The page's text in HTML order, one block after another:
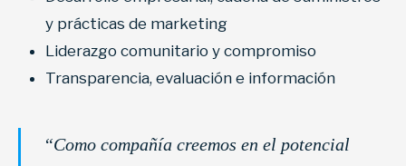
y prácticas de marketing
Liderazgo comunitario y compromiso
Transparencia, evaluación e información
“Como compañía creemos en el potencial